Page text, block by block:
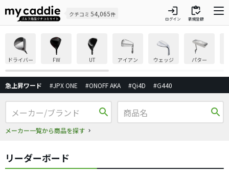
クチコミ 54,065件 login
ログイン
inventory
新規登録
ドライバー FW UT アイアン ウェッジ パター
急上昇ワード #JPX ONE #ONOFF AKA #Qi4D #G440
search
メーカー一覧から商品を探す
search
リーダーボード